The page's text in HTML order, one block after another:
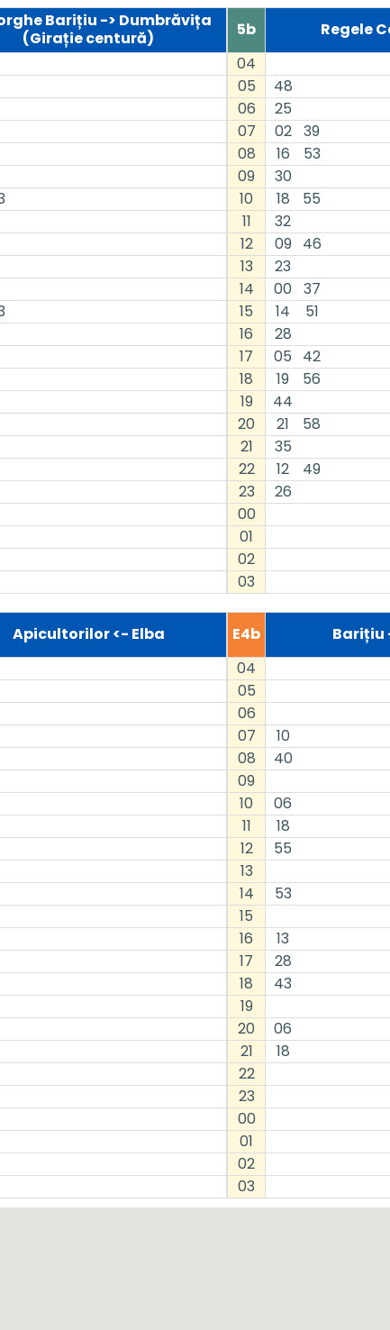
Barițiu -> Dumbrăvița
(Girație centură)
5b
Regele
04
05
48
06
25
07
02 39
08
16
53
09
30
10
18
55
11
32
12
09 46
13
23
14
00
37
15
14
51
16
28
17
05
42
18
19
56
19
44
20
21
58
21
35
22
12
49
23
26
00
01
02
03
Apicultorilor <- Elba
E4b
Barițiu
04
05
06
07
10
08
40
09
10
06
11
18
12
55
13
14
53
15
16
13
17
28
18
43
19
20
06
21
18
22
23
00
01
02
03